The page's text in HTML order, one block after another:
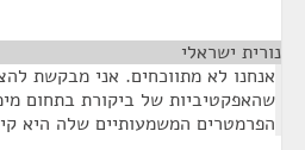
נורית ישראלי
אנחנו לא מתווכחים. אני מבקשת
שהאפקטיביות של ביקורת בתחום
הפרמטרים המשמעותיים שלה היא